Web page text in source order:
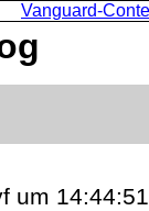
Vanguard-
um 14:44:51